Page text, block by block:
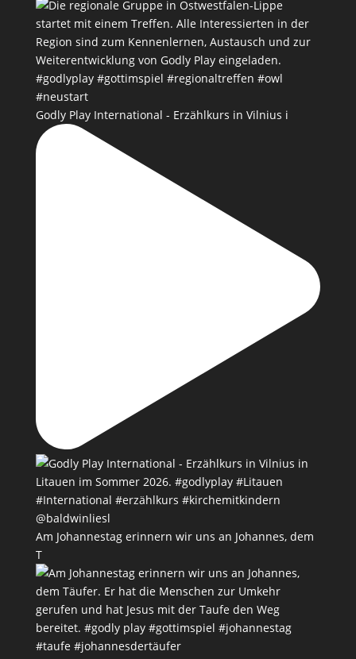
Godly Play International - Erzählkurs in Vilnius i
Am Johannestag erinnern wir uns an Johannes, dem
T